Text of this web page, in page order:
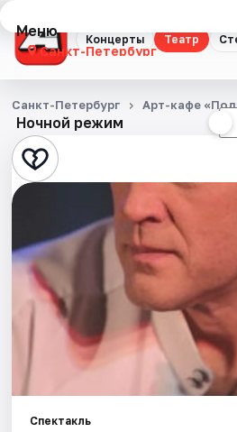
Концерты Театр
Меню
Санкт-Петербург
Концерты
Театр
Стендап
Выставки
Квесты
Экскурсии
Ночной режим
Санкт-Петербург Арт-кафе
Спектакль